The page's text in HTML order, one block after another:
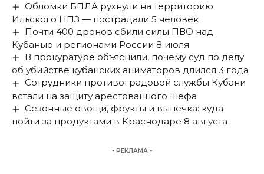
Обломки БПЛА рухнули на территорию
Ильского НПЗ — пострадали 5 человек
Почти 400 дронов сбили силы ПВО над
Кубанью и регионами России 8 июля
В прокуратуре объяснили, почему суд по делу
об убийстве кубанских аниматоров длился 3 года
Сотрудники противоградовой службы Кубани
встали на защиту арестованного шефа
Сезонные овощи, фрукты и выпечка: куда
пойти за продуктами в Краснодаре 8 августа
- РЕКЛАМА -